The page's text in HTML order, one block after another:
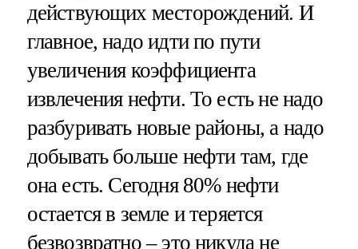
действующих месторождений. И
главное, надо идти по пути
увеличения коэффициента
извлечения нефти. То есть не надо
разбуривать новые районы, а надо
добывать больше нефти там, где
она есть. Сегодня 80% нефти
остается в земле и теряется
безвозвратно – это никуда не